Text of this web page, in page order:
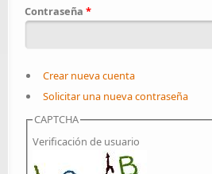
Contraseña *
Crear nueva cuenta
Solicitar una nueva contraseña
CAPTCHA
Verificación de usuario